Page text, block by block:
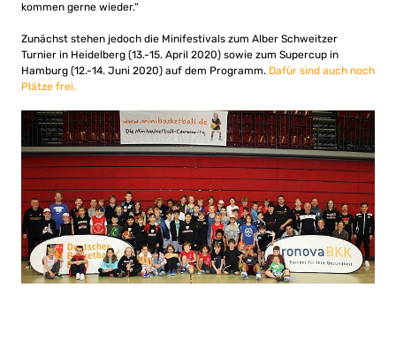
kommen gerne wieder.“
Zunächst stehen jedoch die Minifestivals zum Alber Schweitzer
Turnier in Heidelberg (13.-15. April 2020) sowie zum Supercup in
Hamburg (12.-14. Juni 2020) auf dem Programm. Dafür sind auch noch
Plätze frei.